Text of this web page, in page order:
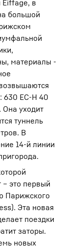
Eiffage, в
большой
материалы -
EC-H 40
Она уходит
туннель
В
14-й линии
это первый
Парижского
Эта новая
поездки
заторы.
новых